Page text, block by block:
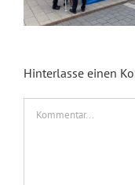
Hinterlasse einen